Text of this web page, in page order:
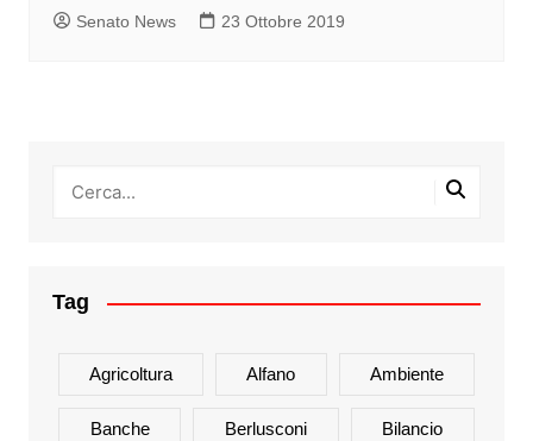
Senato News 23 Ottobre 2019
Tag
Agricoltura Alfano Ambiente
Banche Berlusconi Bilancio